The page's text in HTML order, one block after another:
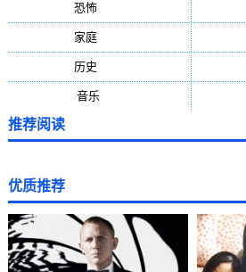
恐怖(236)
家庭(195)
历史
音乐
推荐阅读
优质推荐